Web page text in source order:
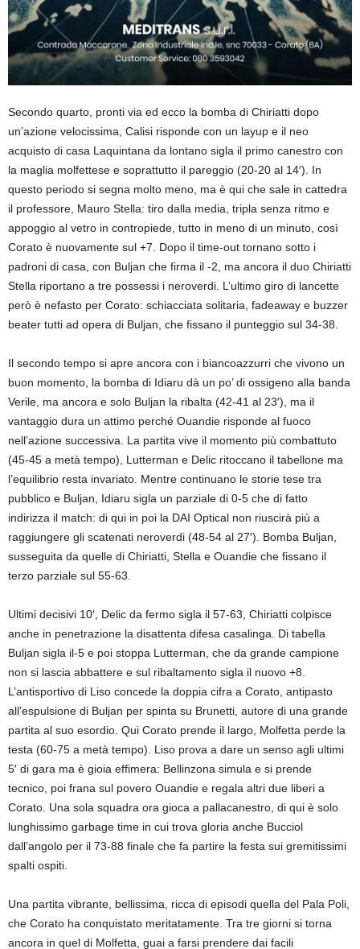
Secondo quarto, pronti via ed ecco la bomba di Chiriatti dopo
un’azione velocissima, Calisi risponde con un layup e il neo
acquisto di casa Laquintana da lontano sigla il primo canestro con
la maglia molfettese e soprattutto il pareggio (20-20 al 14′). In
questo periodo si segna molto meno, ma è qui che sale in cattedra
il professore, Mauro Stella: tiro dalla media, tripla senza ritmo e
appoggio al vetro in contropiede, tutto in meno di un minuto, così
Corato è nuovamente sul +7. Dopo il time-out tornano sotto i
padroni di casa, con Buljan che firma il -2, ma ancora il duo Chiriatti
Stella riportano a tre possessi i neroverdi. L’ultimo giro di lancette
però è nefasto per Corato: schiacciata solitaria, fadeaway e buzzer
beater tutti ad opera di Buljan, che fissano il punteggio sul 34-38.
Il secondo tempo si apre ancora con i biancoazzurri che vivono un
buon momento, la bomba di Idiaru dà un po’ di ossigeno alla banda
Verile, ma ancora e solo Buljan la ribalta (42-41 al 23′), ma il
vantaggio dura un attimo perché Ouandie risponde al fuoco
nell’azione successiva. La partita vive il momento più combattuto
(45-45 a metà tempo), Lutterman e Delic ritoccano il tabellone ma
l’equilibrio resta invariato. Mentre continuano le storie tese tra
pubblico e Buljan, Idiaru sigla un parziale di 0-5 che di fatto
indirizza il match: di qui in poi la DAI Optical non riuscirà più a
raggiungere gli scatenati neroverdi (48-54 al 27′). Bomba Buljan,
susseguita da quelle di Chiriatti, Stella e Ouandie che fissano il
terzo parziale sul 55-63.
Ultimi decisivi 10′, Delic da fermo sigla il 57-63, Chiriatti colpisce
anche in penetrazione la disattenta difesa casalinga. Di tabella
Buljan sigla il-5 e poi stoppa Lutterman, che da grande campione
non si lascia abbattere e sul ribaltamento sigla il nuovo +8.
L’antisportivo di Liso concede la doppia cifra a Corato, antipasto
all’espulsione di Buljan per spinta su Brunetti, autore di una grande
partita al suo esordio. Qui Corato prende il largo, Molfetta perde la
testa (60-75 a metà tempo). Liso prova a dare un senso agli ultimi
5′ di gara ma è gioia effimera: Bellinzona simula e si prende
tecnico, poi frana sul povero Ouandie e regala altri due liberi a
Corato. Una sola squadra ora gioca a pallacanestro, di qui è solo
lunghissimo garbage time in cui trova gloria anche Bucciol
dall’angolo per il 73-88 finale che fa partire la festa sui gremitissimi
spalti ospiti.
Una partita vibrante, bellissima, ricca di episodi quella del Pala Poli,
che Corato ha conquistato meritatamente. Tra tre giorni si torna
ancora in quel di Molfetta, guai a farsi prendere dai facili